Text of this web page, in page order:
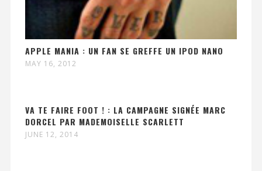
APPLE MANIA : UN FAN SE GREFFE UN IPOD NANO
MAY 16, 2012
VA TE FAIRE FOOT ! : LA CAMPAGNE SIGNÉE MARC
DORCEL PAR MADEMOISELLE SCARLETT
JUNE 12, 2014